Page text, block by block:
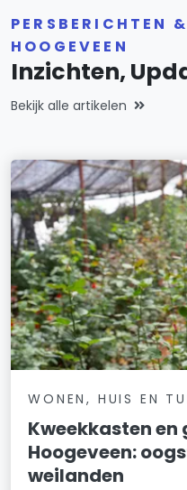
PERSBERICHTEN
HOOGEVEEN
Inzichten,
Bekijk alle artikelen
WONEN, HUIS EN
Kweekkasten
Hoogeveen:
weilanden